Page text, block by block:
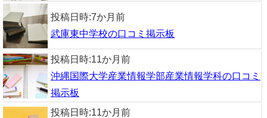
投稿日時:7か月前
武庫東中学校の口コミ掲示板
投稿日時:11か月前
沖縄国際大学産業情報学部産業情報学科の口コミ
掲示板
投稿日時:11か月前